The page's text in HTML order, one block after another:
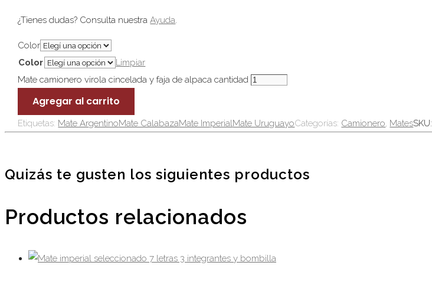
¿Tienes dudas? Consulta nuestraAyuda.
Color
Color
Limpiar
Mate camionero virola cincelada y faja de alpaca cantidad
Agregar al carrito
Etiquetas: Mate ArgentinoMate CalabazaMate ImperialMate UruguayoCategorías: Camionero, MatesSKU:
Quizás te gusten los siguientes productos
Productos relacionados